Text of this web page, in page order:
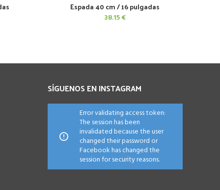
AÑADIR AL CARRITO
Espada 40 cm / 16 pulgadas
38.15€
SÍGUENOS EN INSTAGRAM
Error validating access token:
The session has been
invalidated because the user
changed their password or
Facebook has changed the
session for security reasons.